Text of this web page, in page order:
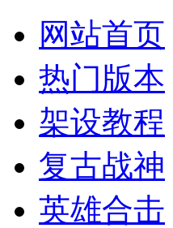
网站首页
热门版本
架设教程
复古战神
英雄合击